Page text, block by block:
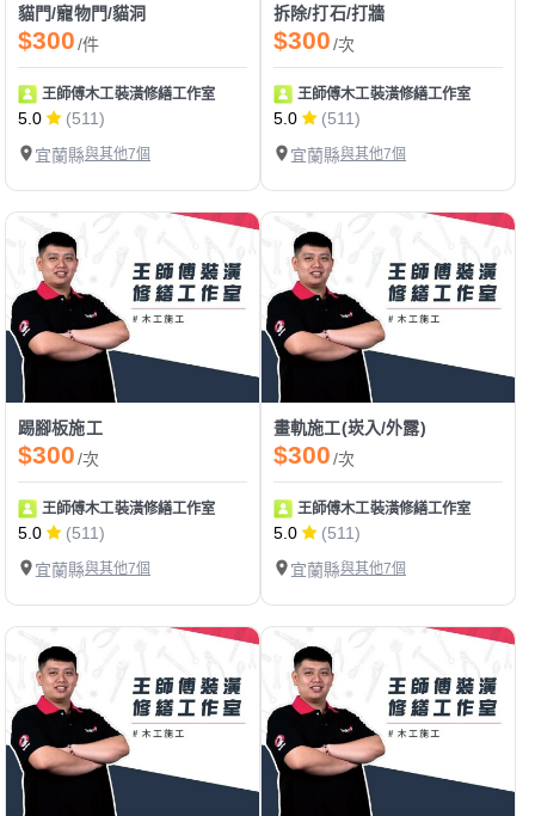
貓門/寵物門/貓洞
$300/件
王師傅木工裝潢修繕工作室
5.0
(511)
宜蘭縣與其他7個
拆除/打石/打牆
$300/次
王師傅木工裝潢修繕工作室
5.0
(511)
宜蘭縣與其他7個
踢腳板施工
$300/次
王師傅木工裝潢修繕工作室
5.0
(511)
宜蘭縣與其他7個
畫軌施工(崁入/外露)
$300/次
王師傅木工裝潢修繕工作室
5.0
(511)
宜蘭縣與其他7個